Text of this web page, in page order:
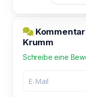
Kommentar
Krumm
Schreibe eine